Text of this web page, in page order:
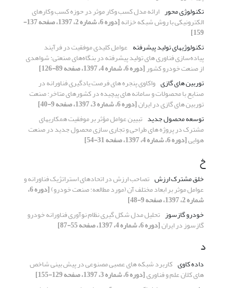
تکنولوژی محور ارائه مدل کسب وکار موثر در حوزه کسب وکارهای
الکترونیکی با روش شبکه خزانه [دوره 6، شماره 2، 1397، صفحه 137-
159]
تکنولوژیهای تولید پیشرفته عوامل کلیدی موفقیت در فرآیند
پیاده‌سازی فناوری های تولید پیشرفته در بنگاه‌های صنعتی: شواهدی
از صنعت خودرو کشور[دوره 6، شماره 4، 1397، صفحه 89-126]
توربین های گازی واکاوی پنجره های فرصت یادگیری فناورانه در
صنایع با محصولات و سامانه های پیچیده در کشورهای متاخر: صنعت
توربین های گازی در ایران[دوره 6، شماره 3، 1397، صفحه 9-40]
توسعه محصول جدید ‏تبیین عوامل مؤثر بر موفقیت همکاریهای
مشترک در پروژه ‏های طراحی و تجاری‏ سازی محصول جدید در صنعت
هوایی[دوره 6، شماره 4، 1397، صفحه 31-54]
خ
خلق مشترک ارزش تصاحب ارزش در اتحادهای استراتژیک فناورانه و
عوامل موثر بر ابعاد مختلف آن (مورد مطالعه: صنعت خودرو) [دوره 6،
شماره 2، 1397، صفحه 9-48]
خودرو گازسوز تحلیل مدل شکل گیری نظام نوآوری فناورانه خودرو
گازسوز در ایران[دوره 6، شماره 4، 1397، صفحه 55-87]
د
داده کاوی کاربرد شبکه های عصبی مصنوعی در پیش بینی شاخص
های کلان علم و فناوری[دوره 6، شماره 3، 1397، صفحه 129-155]